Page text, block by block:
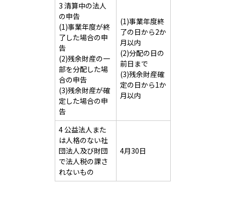
3 清算中の法人
の申告
(1)事業年度が終
了した場合の申
告
(2)残余財産の一
部を分配した場
合の申告
(3)残余財産が確
定した場合の申
告
(1)事業年度終
了の日から2か
月以内
(2)分配の日の
前日まで
(3)残余財産確
定の日から1か
月以内
4 公益法人また
は人格のない社
団法人及び財団
で法人税の課さ
れないもの
4月30日